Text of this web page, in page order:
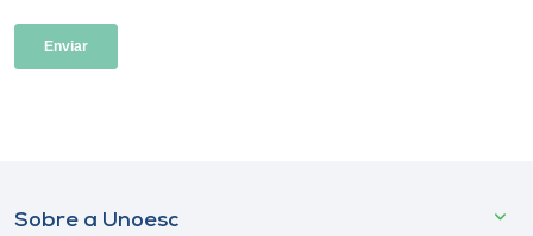
Sobre a Unoesc